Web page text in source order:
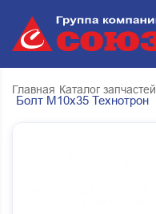
Главная Каталог запчастей
Болт М10х35 Технотрон